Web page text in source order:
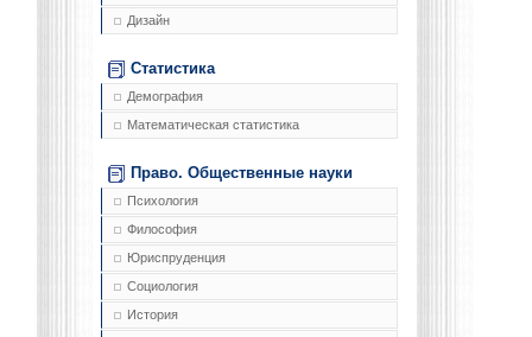
Дизайн
Статистика
Демография
Математическая статистика
Право. Общественные науки
Психология
Философия
Юриспруденция
Социология
История